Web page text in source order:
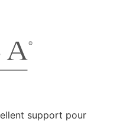
support pour